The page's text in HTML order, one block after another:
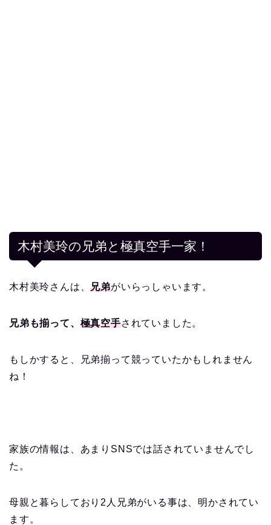
木村美玲の兄弟と極真空手一家！
木村美玲さんは、兄弟がいらっしゃいます。
兄弟も揃って、 極真空手されていました。
もしかすると、兄弟揃って競っていたかもしれません
ね！
家族の情報は、あまりSNSでは話されていませんでし
た。
母親と暮らしており2人兄弟がいる事は、明かされてい
ます。